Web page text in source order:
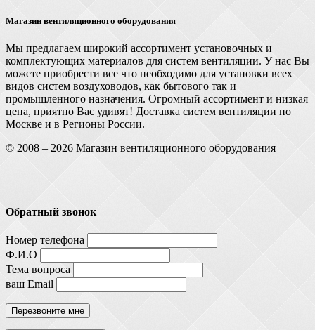
Магазин вентиляционного оборудования
Мы предлагаем широкий ассортимент установочных и
комплектующих материалов для систем вентиляции. У нас Вы
можете приобрести все что необходимо для установки всех
видов систем воздуховодов, как бытового так и
промышленного назначения. Огромный ассортимент и низкая
цена, приятно Вас удивят! Доставка систем вентиляции по
Москве и в Регионы России.
© 2008 – 2026 Магазин вентиляционного оборудования
Обратный звонок
Номер телефона
Ф.И.О
Тема вопроса
ваш Email
Перезвоните мне